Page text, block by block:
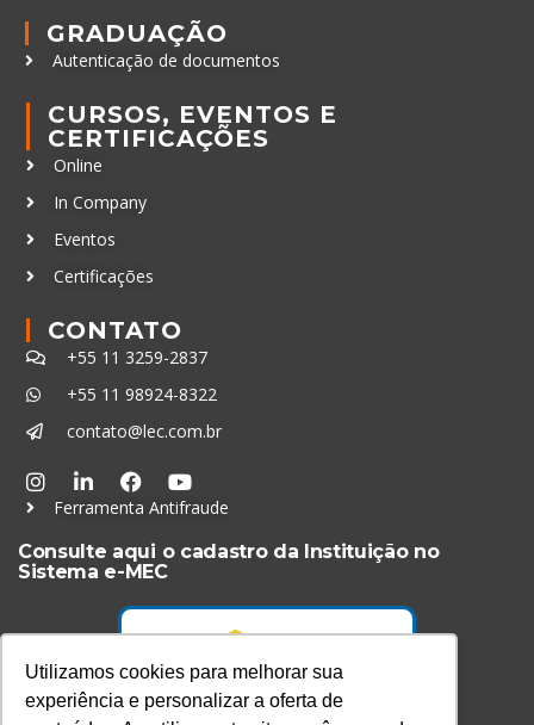
Utilizamos cookies para melhorar sua
experiência e personalizar a oferta de
GRADUAÇÃO
Autenticação de documentos
CURSOS, EVENTOS E
CERTIFICAÇÕES
Online
In Company
Eventos
Certificações
CONTATO
+55 11 3259-2837
+55 11 98924-8322
contato@lec.com.br
Ferramenta Antifraude
Consulte aqui o cadastro da Instituição no
Sistema e-MEC